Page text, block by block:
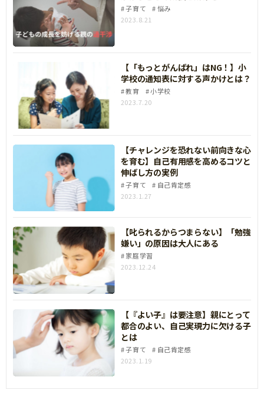
子育て
悩み
2023.8.21
【「もっとがんばれ」はNG！】小
学校の通知表に対する声かけとは？
教育
小学校
2023.7.20
【チャレンジを恐れない前向きな心
を育む】自己有用感を高めるコツと
伸ばし方の実例
子育て
自己肯定感
2023.1.27
【叱られるからつまらない】「勉強
嫌い」の原因は大人にある
家庭学習
2023.12.24
【『よい子』は要注意】親にとって
都合のよい、自己実現力に欠ける子
とは
子育て
自己肯定感
2023.1.19